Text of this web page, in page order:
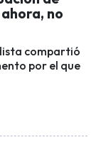
no
compartió
por el que